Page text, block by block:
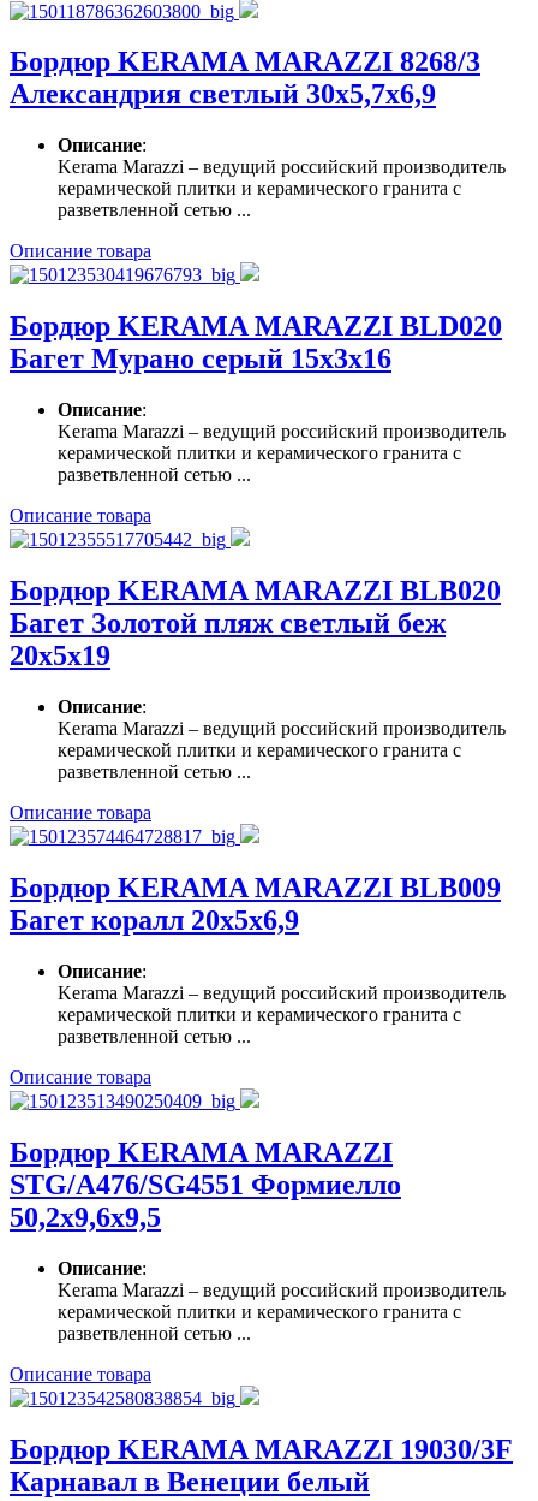
Бордюр KERAMA MARAZZI 8268/3
Александрия светлый 30х5,7х6,9
Описание:
Kerama Marazzi – ведущий российский производитель
керамической плитки и керамического гранита с
разветвленной сетью ...
Описание товара
Бордюр KERAMA MARAZZI BLD020
Багет Мурано серый 15х3х16
Описание:
Kerama Marazzi – ведущий российский производитель
керамической плитки и керамического гранита с
разветвленной сетью ...
Описание товара
Бордюр KERAMA MARAZZI BLB020
Багет Золотой пляж светлый беж
20х5х19
Описание:
Kerama Marazzi – ведущий российский производитель
керамической плитки и керамического гранита с
разветвленной сетью ...
Описание товара
Бордюр KERAMA MARAZZI BLB009
Багет коралл 20х5х6,9
Описание:
Kerama Marazzi – ведущий российский производитель
керамической плитки и керамического гранита с
разветвленной сетью ...
Описание товара
Бордюр KERAMA MARAZZI
STG/A476/SG4551 Формиелло
50,2х9,6х9,5
Описание:
Kerama Marazzi – ведущий российский производитель
керамической плитки и керамического гранита с
разветвленной сетью ...
Описание товара
Бордюр KERAMA MARAZZI 19030/3F
Карнавал в Венеции белый